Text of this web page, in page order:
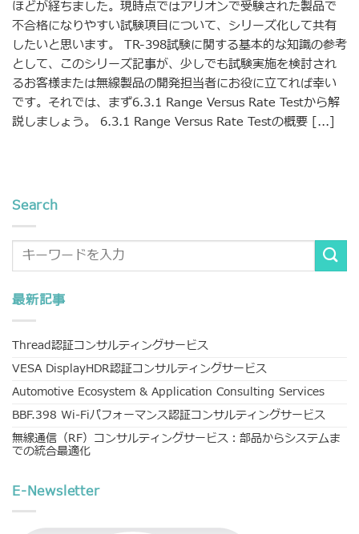
ほどが経ちました。現時点ではアリオンで受験された製品で
不合格になりやすい試験項目について、シリーズ化して共有
したいと思います。 TR-398試験に関する基本的な知識の参考
として、このシリーズ記事が、少しでも試験実施を検討され
るお客様または無線製品の開発担当者にお役に立てれば幸い
です。それでは、まず6.3.1 Range Versus Rate Testから解
説しましょう。 6.3.1 Range Versus Rate Testの概要 [...]
Search
最新記事
Thread認証コンサルティングサービス
VESA DisplayHDR認証コンサルティングサービス
Automotive Ecosystem & Application Consulting Services
BBF.398 Wi-Fiパフォーマンス認証コンサルティングサービス
無線通信（RF）コンサルティングサービス：部品からシステムま
での統合最適化
E-Newsletter